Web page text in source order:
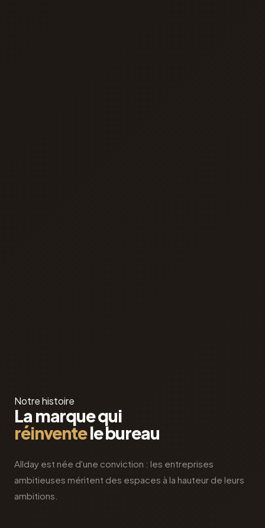
Notre histoire
La marque qui
réinventele bureau
Allday est née d'une conviction : les entreprises
ambitieuses méritent des espaces à la hauteur de leurs
ambitions.